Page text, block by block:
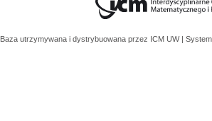
Baza utrzymywana i dystrybuowana przez ICM UW |